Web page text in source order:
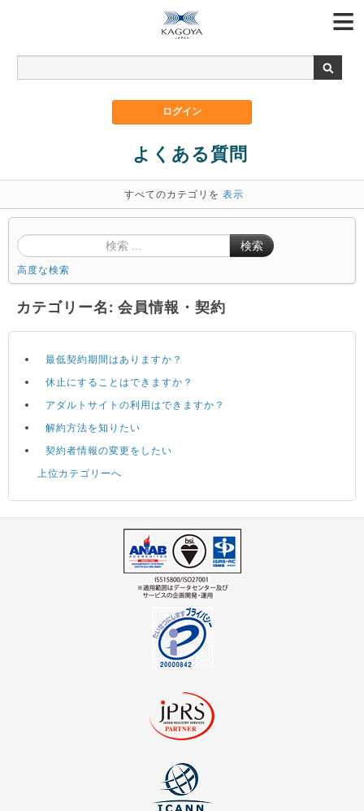
よくある質問
すべてのカテゴリを 表示
検索
高度な検索
カテゴリー名: 会員情報・契約
最低契約期間はありますか？
休止にすることはできますか？
アダルトサイトの利用はできますか？
解約方法を知りたい
契約者情報の変更をしたい
上位カテゴリーへ